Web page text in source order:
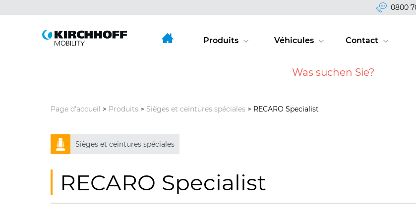
Contenu
0800
Produits Véhicules Contact
Page d'accueil > Produits > Sièges et ceintures spéciales > RECARO Specialist
Sièges et ceintures spéciales
RECARO Specialist